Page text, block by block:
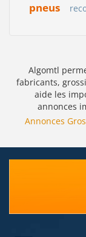
pneus
Algomtl
fabricants,
aide les
annonces
Annonces